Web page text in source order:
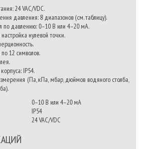
24 VAC/VDC.
давления: 8 диапазонов (см. таблицу).
по давлению: 0–10 В или 4–20 мА.
нулевой точки.
12 символов.
IP54.
(Па, кПа, мбар, дюймов водяного столба,
0–10 В или 4–20 мА
IP54
24 VAC/VDC